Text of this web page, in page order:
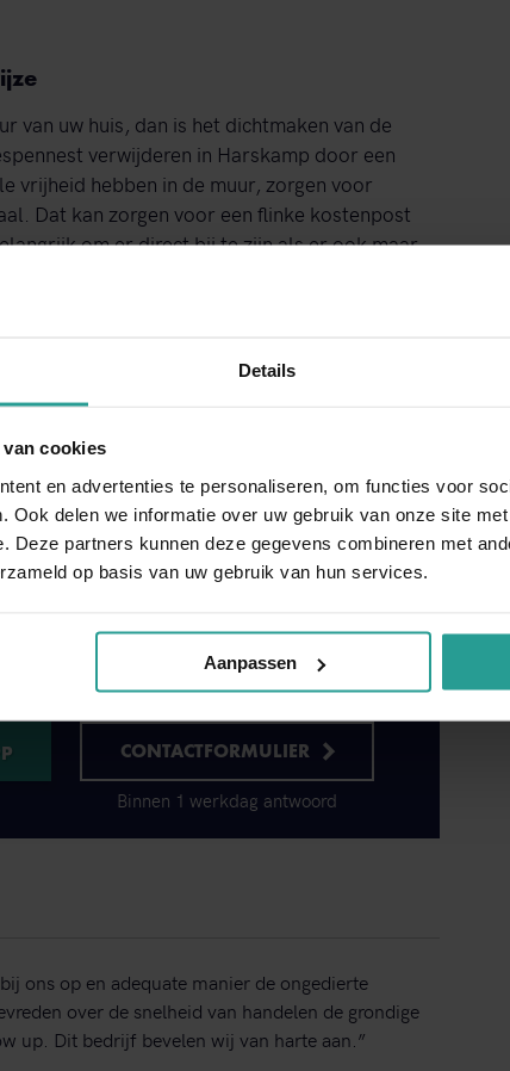
Details
cookies
en advertenties te personaliseren, om functies voor
Ook delen we informatie over uw gebruik van onze site
Deze partners kunnen deze gegevens combineren met
op basis van uw gebruik van hun services.
Aanpassen
van uw huis, dan is het dichtmaken van de
verwijderen in Harskamp door een
vrijheid hebben in de muur, zorgen voor
Dat kan zorgen voor een flinke kostenpost
om er direct bij te zijn als er ook maar
een wespennest. Wij zorgen allereerst voor
de wespen met gif dood en gaan over tot het
u klaar
verwijderen in Harskamp? Wij zijn dag en
via nummer 0341 26 54 30. We zorgen
snel ter plaatse zijn om het probleem op te
bestrijden kunt u ook
CONTACTFORMULIER
Binnen 1 werkdag antwoord
ons op en adequate manier de ongedierte
over de snelheid van handelen de grondige
up. Dit bedrijf bevelen wij van harte aan.”